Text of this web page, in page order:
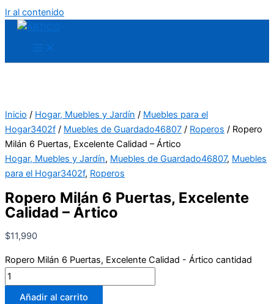
Ir al contenido
Inicio / Hogar, Muebles y Jardín / Muebles para el
Hogar3402f / Muebles de Guardado46807 / Roperos / Ropero
Milán 6 Puertas, Excelente Calidad – Ártico
Hogar, Muebles y Jardín, Muebles de Guardado46807, Muebles
para el Hogar3402f, Roperos
Ropero Milán 6 Puertas, Excelente
Calidad – Ártico
$11,990
Ropero Milán 6 Puertas, Excelente Calidad - Ártico cantidad
Añadir al carrito